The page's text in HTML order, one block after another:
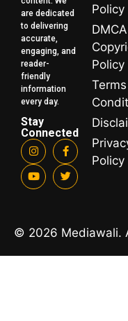
are dedicated
to delivering
accurate,
engaging, and
reader-
friendly
information
every day.
Stay
Connected
Policy
Policy
Policy
© 2026 Mediawali.